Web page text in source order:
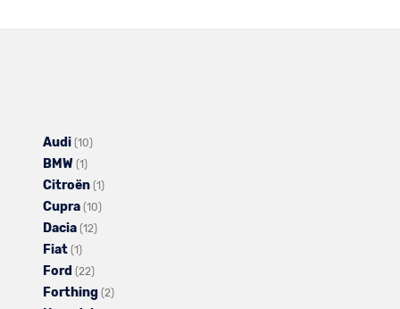
Audi (10)
von
Audi
anzeigen
BMW (1)
Fahrzeuge
von
BMW
Citroën (1)
Cupra (10)
anzeigen
Dacia (12)
Dacia
Fiat (1)
Fahrzeuge
von
Ford (22)
Fahrzeuge
Forthing (2)